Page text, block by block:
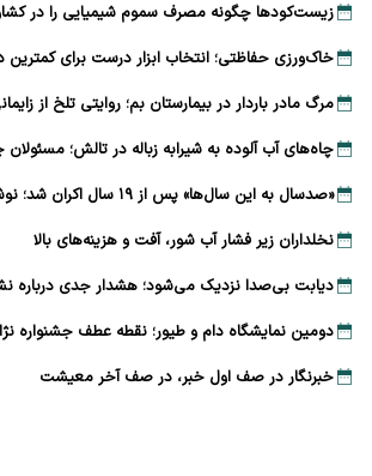
زیست‌کودها چگونه مصرف سموم شیمیایی را در
خاک‌ورزی حفاظتی؛ انتخاب ابزار درست برای
مرگ مادر باردار در بیمارستان بم؛ روایتی تلخ از
چاه‌های آب آلوده به شیرابه زباله در تالش؛
«صدسال به این سال‌ها» پس از ۱۹ سال اکران شد؛ نوشدارویی دیرهنگام
نخلداران زیر فشار آب شور، آفت و هزینه‌های بالا
دیابت بی‌صدا نزدیک می‌شود؛ هشدار جدی درباره
دومین نمایشگاه دام و طیور؛ نقطه عطف جشنواره
خبرنگار در صف اول خبر، در صف آخر معیشت